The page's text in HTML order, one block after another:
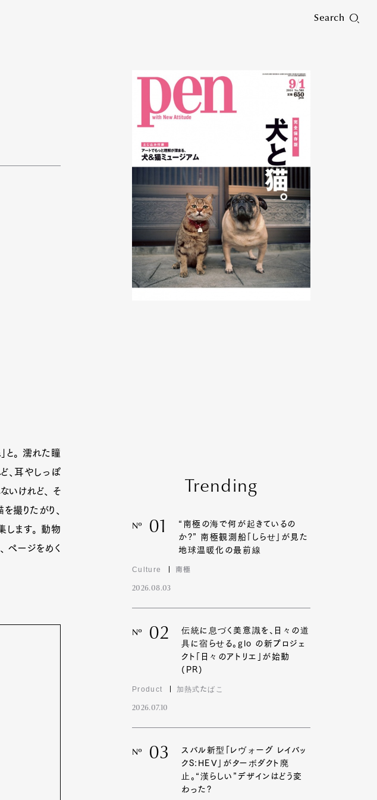
Search
と。 濡れた瞳
、耳やしっぽ
いけれど、 そ
撮りたがり、
します。 動物
ページをめく
Trending
Nº 01
“南極の海で何が起きているの
か?” 南極観測船「しらせ」が見た
地球温暖化の最前線
Culture 南極
2026.08.03
Nº 02
伝統に息づく美意識を、日々の道
具に宿らせる。glo の新プロジェ
クト「日々のアトリエ」が始動
(PR)
Product 加熱式たばこ
2026.07.10
Nº 03
スバル新型「レヴォーグ レイバッ
クS:HEV」がターボダクト廃
止。“漢らしい”デザインはどう変
わった?